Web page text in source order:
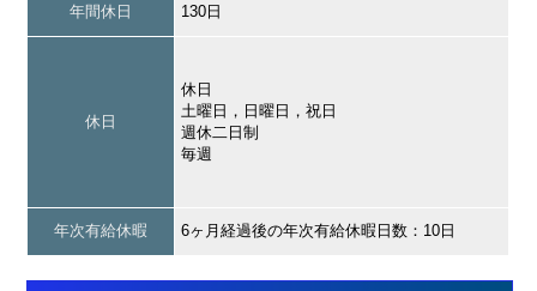
年間休日 130日
休日
休日
土曜日，日曜日，祝日
週休二日制
毎週
年次有給休暇 6ヶ月経過後の年次有給休暇日数：10日